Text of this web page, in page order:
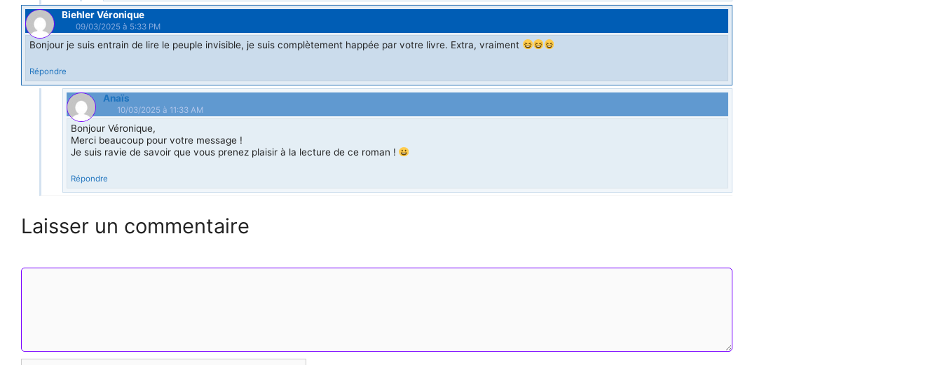
Biehler Véronique
09/03/2025 à 5:33 PM
Bonjour je suis entrain de lire le peuple invisible, je suis complètement happée par votre livre. Extra, vraiment
Répondre
Anaïs
10/03/2025 à 11:33 AM
Bonjour Véronique,
Merci beaucoup pour votre message !
Je suis ravie de savoir que vous prenez plaisir à la lecture de ce roman !
Répondre
Laisser un commentaire